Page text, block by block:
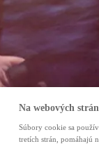
Na webových
Súbory cookie sa
tretích strán, pomáhajú